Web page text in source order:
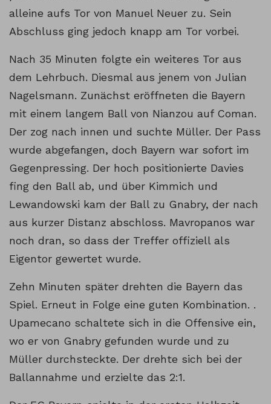
alleine aufs Tor von Manuel Neuer zu. Sein
Abschluss ging jedoch knapp am Tor vorbei.
Nach 35 Minuten folgte ein weiteres Tor aus
dem Lehrbuch. Diesmal aus jenem von Julian
Nagelsmann. Zunächst eröffneten die Bayern
mit einem langem Ball von Nianzou auf Coman.
Der zog nach innen und suchte Müller. Der Pass
wurde abgefangen, doch Bayern war sofort im
Gegenpressing. Der hoch positionierte Davies
fing den Ball ab, und über Kimmich und
Lewandowski kam der Ball zu Gnabry, der nach
aus kurzer Distanz abschloss. Mavropanos war
noch dran, so dass der Treffer offiziell als
Eigentor gewertet wurde.
Zehn Minuten später drehten die Bayern das
Spiel. Erneut in Folge eine guten Kombination. .
Upamecano schaltete sich in die Offensive ein,
wo er von Gnabry gefunden wurde und zu
Müller durchsteckte. Der drehte sich bei der
Ballannahme und erzielte das 2:1.